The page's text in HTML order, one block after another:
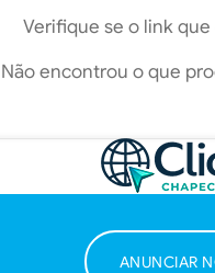
Verifique se o link
Não encontrou o que
ANUNCIAR